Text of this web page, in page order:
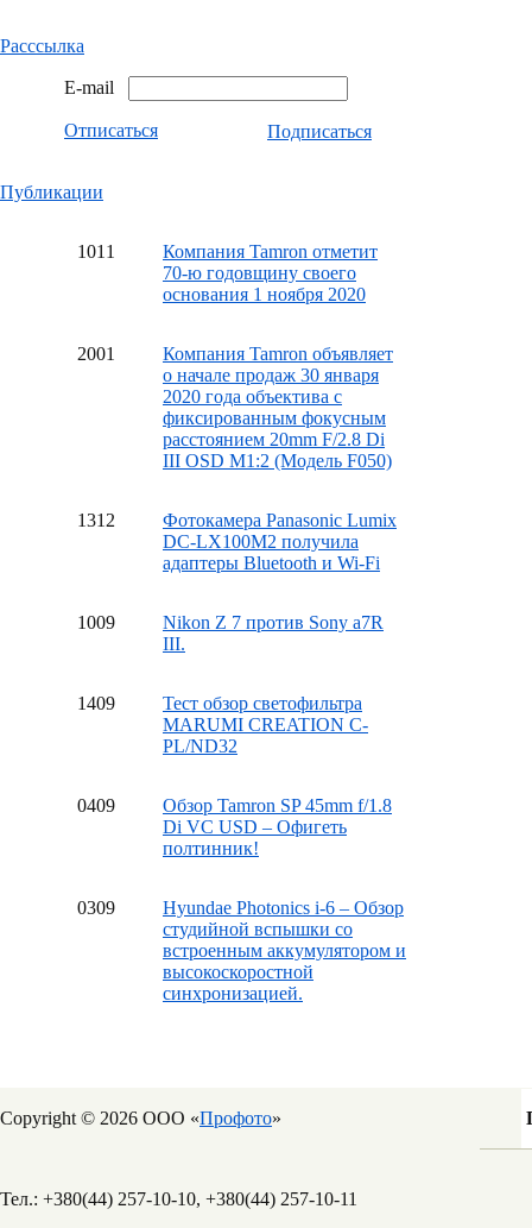
Расссылка
E-mail
Отписаться Подписаться
Публикации
1011
Компания Tamron отметит
70-ю годовщину своего
основания 1 ноября 2020
2001
Компания Tamron объявляет
о начале продаж 30 января
2020 года объектива с
фиксированным фокусным
расстоянием 20mm F/2.8 Di
III OSD M1:2 (Модель F050)
1312
Фотокамера Panasonic Lumix
DC-LX100M2 получила
адаптеры Bluetooth и Wi-Fi
1009
Nikon Z 7 против Sony a7R
III.
1409
Тест обзор светофильтра
MARUMI CREATION C-
PL/ND32
0409
Обзор Tamron SP 45mm f/1.8
Di VC USD – Офигеть
полтинник!
0309
Hyundae Photonics i-6 – Обзор
студийной вспышки со
встроенным аккумулятором и
высокоскоростной
синхронизацией.
Copyright © 2026 ООО «Профото»
Тел.: +380(44) 257-10-10, +380(44) 257-10-11